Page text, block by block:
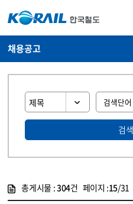
채용공고
검색
총게시물 :304건 페이지 :15/31